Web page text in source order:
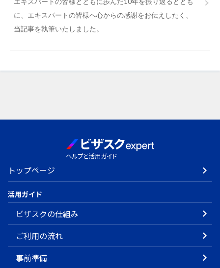
に、エキスパートの皆様へ心からの感謝をお伝えしたく、
当記事を執筆いたしました。
トップページ
活用ガイド
ビザスクの仕組み
ご利用の流れ
事前準備